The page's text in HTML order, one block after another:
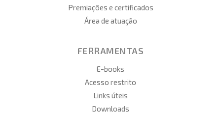
Premiações e certificados
Área de atuação
FERRAMENTAS
E-books
Acesso restrito
Links úteis
Downloads